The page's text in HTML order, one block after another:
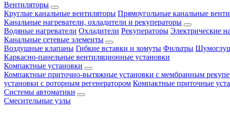
Вентиляторы
Круглые канальные вентиляторы Прямоугольные канальные
Канальные нагреватели, охладители и рекуператоры
Водяные нагреватели Охладители Рекуператоры Электрические
Канальные сетевые элементы
Воздушные клапаны Гибкие вставки и хомуты Фильтры
Каркасно-панельные вентиляционные установки
Компактные установки
Компактные приточно-вытяжные установки с мембранным
установки с роторным регенератором Компактные приточные
Системы автоматики
Смесительные узлы